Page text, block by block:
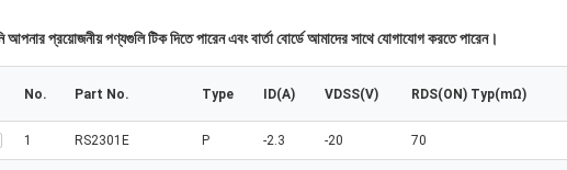
প্রয়োজনীয় পণ্যগুলি টিক দিতে পারেন এবং বার্তা বোর্ডে আমাদের সাথে যোগাযোগ করতে পারেন।
No. Part No. Type ID(A) VDSS(V) RDS(ON) Typ(mΩ)
1 RS2301E P -2.3 -20 70